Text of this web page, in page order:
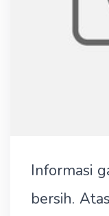
Informasi
bersih.